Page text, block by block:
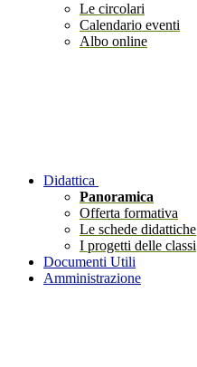
Le circolari
Calendario eventi
Albo online
Didattica
Panoramica
Offerta formativa
Le schede didattiche
I progetti delle classi
Documenti Utili
Amministrazione